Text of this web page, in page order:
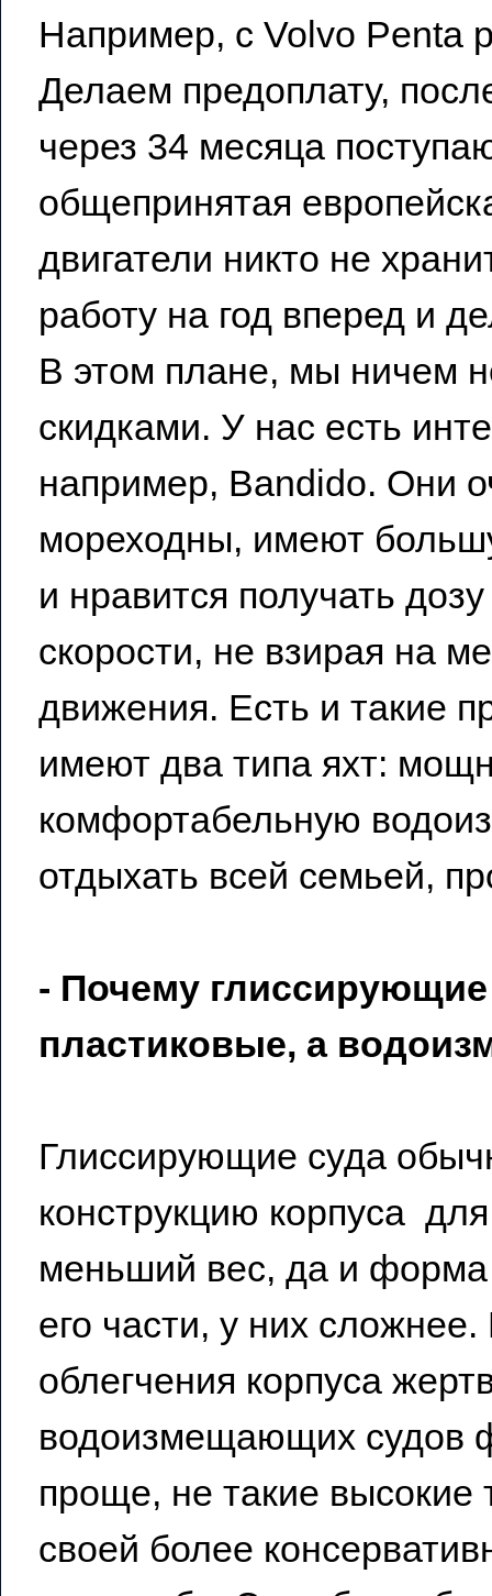
Например, с Volvo Penta
Делаем предоплату,
через 34 месяца
общепринятая
двигатели никто не
работу на год вперед и
В этом плане, мы ничем
скидками. У нас есть
например, Bandido. Они
мореходны, имеют
и нравится получать
скорости, не взирая на
движения. Есть и такие
имеют два типа яхт:
комфортабельную
отдыхать всей семьей,
- Почему
пластиковые, а
Глиссирующие суда
конструкцию корпуса
меньший вес, да и форма
его части, у них
облегчения корпуса
водоизмещающих судов
проще, не такие высокие
своей более